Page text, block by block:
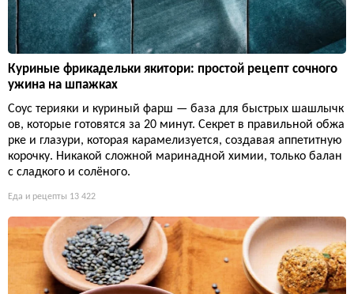
Куриные фрикадельки якитори: простой рецепт сочного
ужина на шпажках
Соус терияки и куриный фарш — база для быстрых шашлычк
ов, которые готовятся за 20 минут. Секрет в правильной обжа
рке и глазури, которая карамелизуется, создавая аппетитную
корочку. Никакой сложной маринадной химии, только балан
с сладкого и солёного.
Еда и рецепты 13 422